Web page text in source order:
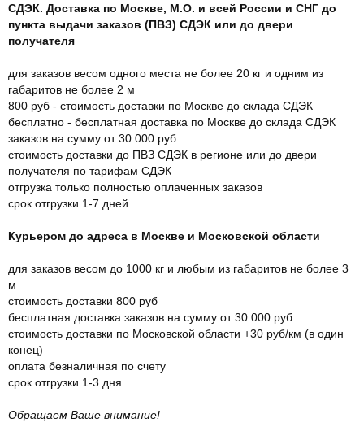
СДЭК. Доставка по Москве, М.О. и всей России и СНГ до
пункта выдачи заказов (ПВЗ) СДЭК или до двери
получателя
для заказов весом одного места не более 20 кг и одним из
габаритов не более 2 м
800 руб - стоимость доставки по Москве до склада СДЭК
бесплатно - бесплатная доставка по Москве до склада СДЭК
заказов на сумму от 30.000 руб
стоимость доставки до ПВЗ СДЭК в регионе или до двери
получателя по тарифам СДЭК
отгрузка только полностью оплаченных заказов
срок отгрузки 1-7 дней
Курьером до адреса в Москве и Московской области
для заказов весом до 1000 кг и любым из габаритов не более 3
м
стоимость доставки 800 руб
бесплатная доставка заказов на сумму от 30.000 руб
стоимость доставки по Московской области +30 руб/км (в один
конец)
оплата безналичная по счету
срок отгрузки 1-3 дня
Обращаем Ваше внимание!